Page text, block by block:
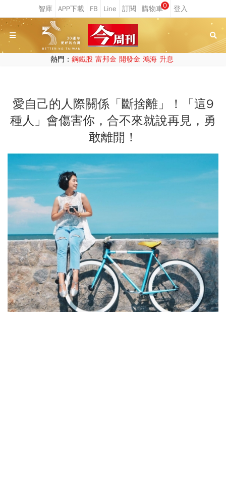
0
熱門： 鋼鐵股 富邦金 開發金 鴻海 升息
愛自己的人際關係「斷捨離」！「這9
種人」會傷害你，合不來就說再見，勇
敢離開！